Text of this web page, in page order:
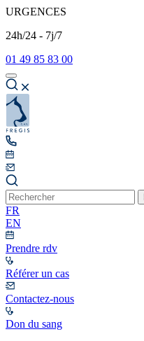
URGENCES
24h/24 - 7j/7
01 49 85 83 00
FR
EN
Prendre rdv
Référer un cas
Contactez-nous
Don du sang